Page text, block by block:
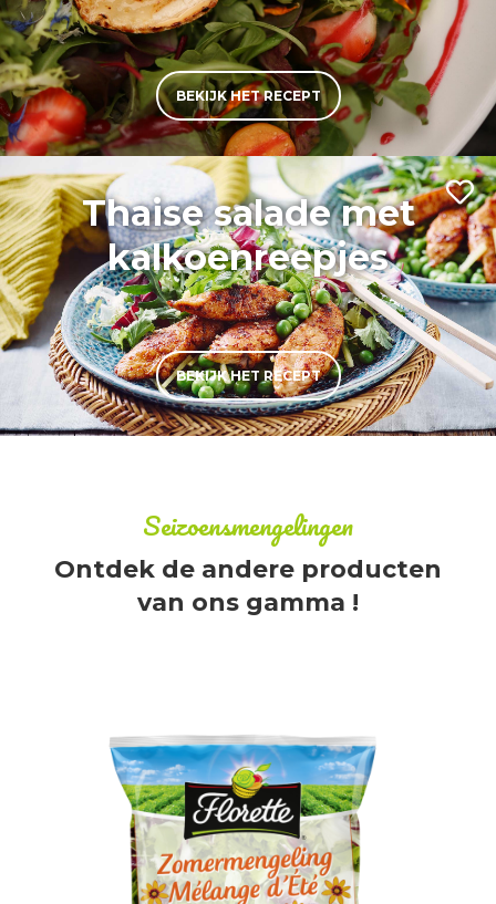
BEKIJK HET RECEPT
Thaise salade met
kalkoenreepjes
BEKIJK HET RECEPT
Seizoensmengelingen
Ontdek de andere producten
van ons gamma !